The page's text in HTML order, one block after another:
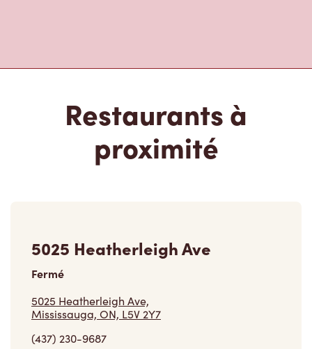
Restaurants à
proximité
5025 Heatherleigh Ave
Fermé
5025 Heatherleigh Ave,
Mississauga, ON, L5V 2Y7
(437) 230-9687